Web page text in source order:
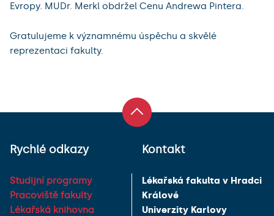
Evropy. MUDr. Merkl obdržel Cenu Andrewa Pintera.
Gratulujeme k významnému úspěchu a skvělé
reprezentaci fakulty.
Rychlé odkazy
Studijní programy
Pracoviště fakulty
Lékařská knihovna
Kontakt
Lékařská fakulta v Hradci
Králové
Univerzity Karlovy